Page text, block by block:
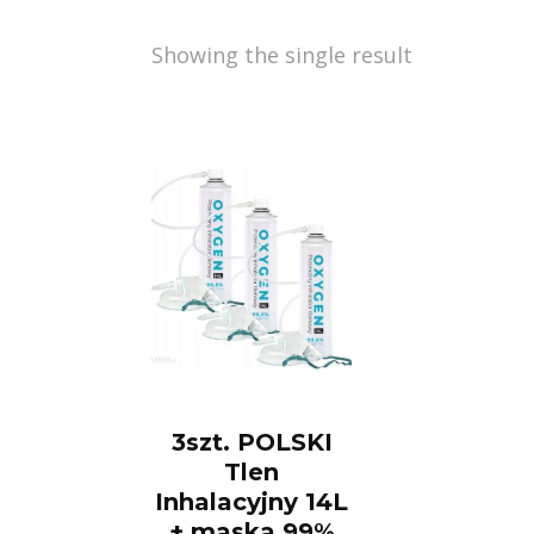
Showing the single result
3szt. POLSKI
Tlen
Inhalacyjny 14L